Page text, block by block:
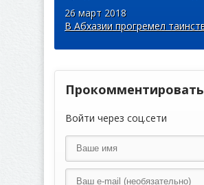
26 март 2018
Прокомментировать